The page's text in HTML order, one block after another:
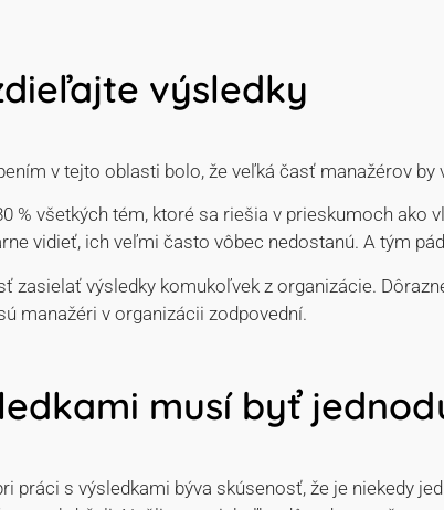
výsledky
v tejto oblasti bolo, že veľká časť manažérov
% všetkých tém, ktoré sa riešia v prieskumoch
vidieť, ich veľmi často vôbec nedostanú. A tým
zasielať výsledky komukoľvek z organizácie.
manažéri v organizácii zodpovední.
musí byť
práci s výsledkami býva skúsenosť, že je niekedy